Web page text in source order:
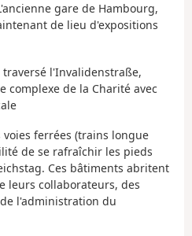
gare de Hambourg,
de lieu d'expositions
traversé l'Invalidenstraße,
complexe de la Charité avec
voies ferrées (trains longue
de se rafraîchir les pieds
. Ces bâtiments abritent
leurs collaborateurs, des
l'administration du